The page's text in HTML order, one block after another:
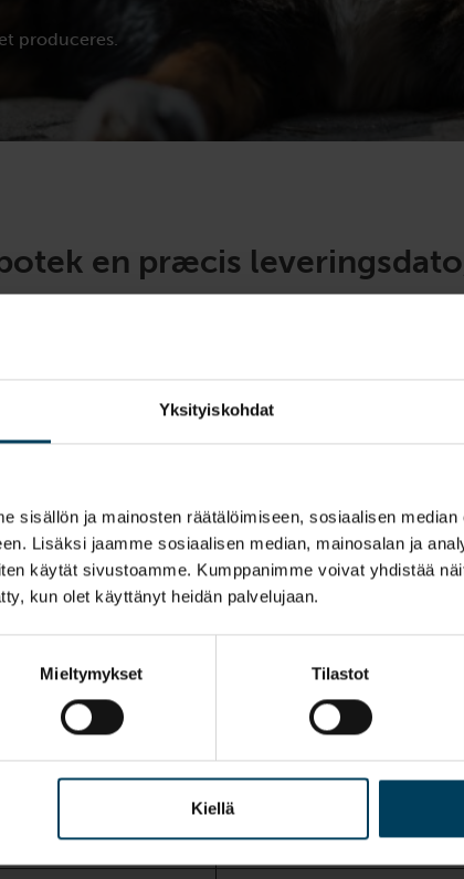
Yksityiskohdat
sisällön ja mainosten räätälöimiseen, sosiaalisen
Lisäksi jaamme sosiaalisen median, mainosalan ja
käytät sivustoamme. Kumppanimme voivat yhdistää
kun olet käyttänyt heidän palvelujaan.
Mieltymykset Tilastot
Kiellä
produceres.
en præcis
06/2026 22/06/2026
07/2026 06/07/2026
05/08/2026 10/08/2026
26/08/2026 31/08/2026
09/2026 14/09/2026
07/10/2026 12/10/2026